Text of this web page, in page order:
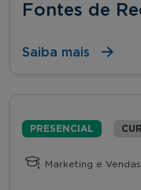
Fontes de
Saiba mais
PRESENCIAL
Marketing e Vendas